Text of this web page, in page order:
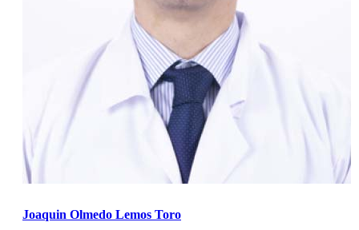
Joaquin Olmedo Lemos Toro